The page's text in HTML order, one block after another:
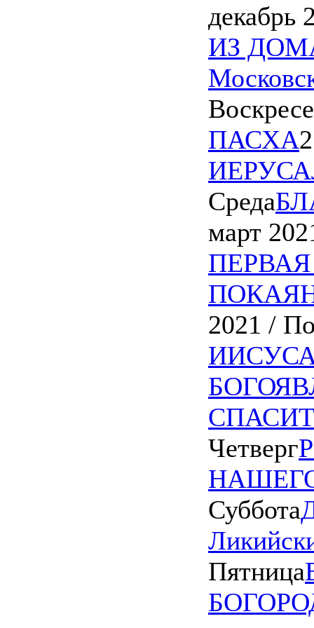
декабрь
ИЗ
ПАСХА
Среда
март
2021 /
Четверг
Суббота
Пятница